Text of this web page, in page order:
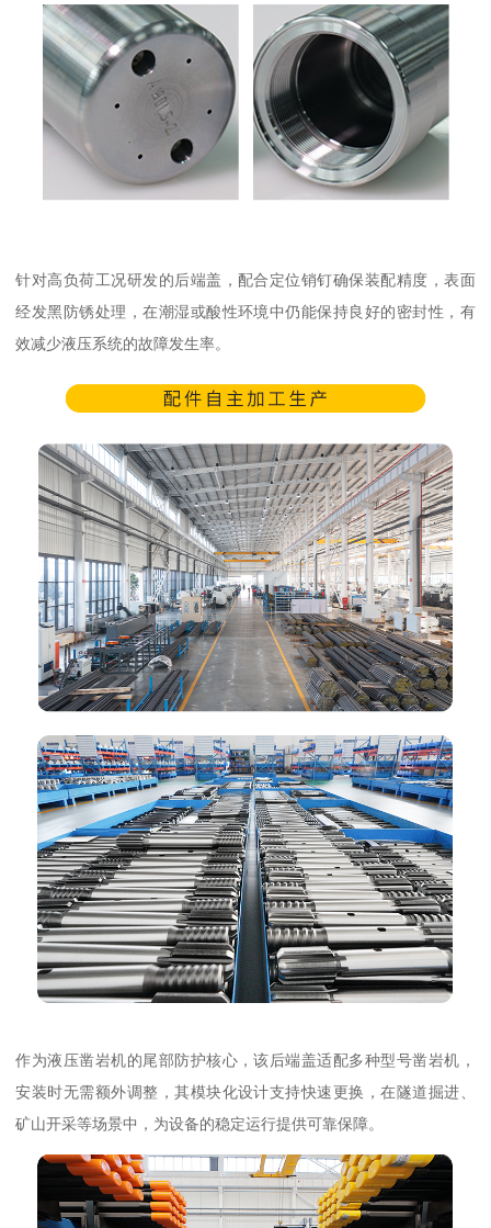
针对高负荷工况研发的后端盖，配合定位销钉确保装配精度，表面
经发黑防锈处理，在潮湿或酸性环境中仍能保持良好的密封性，有
效减少液压系统的故障发生率。
作为液压凿岩机的尾部防护核心，该后端盖适配多种型号凿岩机，
安装时无需额外调整，其模块化设计支持快速更换，在隧道掘进、
矿山开采等场景中，为设备的稳定运行提供可靠保障。